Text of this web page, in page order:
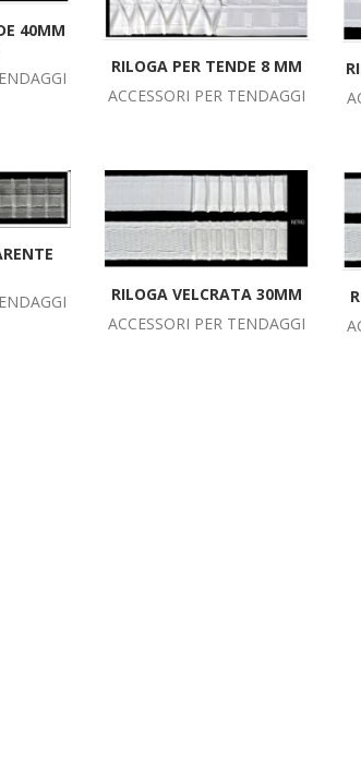
40MM
RILOGA PER TENDE 8 MM
ACCESSORI PER TENDAGGI
RILOGA VELCRATA 30MM
ACCESSORI PER TENDAGGI